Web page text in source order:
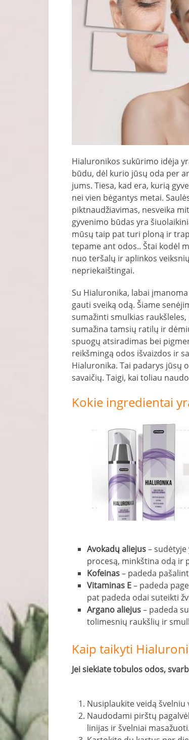
Hialuronikos sukūrimo idėja
būdu, dėl kurio jūsų oda per
jums. Tiesa, kad era, kurią
nei vien bėgantys metai.
piktnaudžiavimas, nesveika
gyvenimo būdas yra
mūsų taip pat turi ploną ir
tepame ant odos.. Štai kodėl
nuo teršalų ir aplinkos
nepriekaištingai.
Su Hialuronika, labai
gauti sveiką odą. Šiame
sumažinti smulkias
sumažina tamsių ratilų ir
spuogų atsiradimas bei
reikšmingą odos išvaizdos ir
Hialuronika. Tai padarys jūsų
savaičių. Taigi, kai toliau
Kokie ingredientai
Avokadų aliejus–
procesą, minkština odą ir
Kofeinas– padeda
Vitaminas E– padeda
pat padeda odai suteikti
Argano aliejus– padeda
tolimesnių raukšlių ir
Kaip taikyti
Jei siekiate tobulos odos,
Nusiplaukite veidą
Naudodami pirštų
linijas ir švelniai